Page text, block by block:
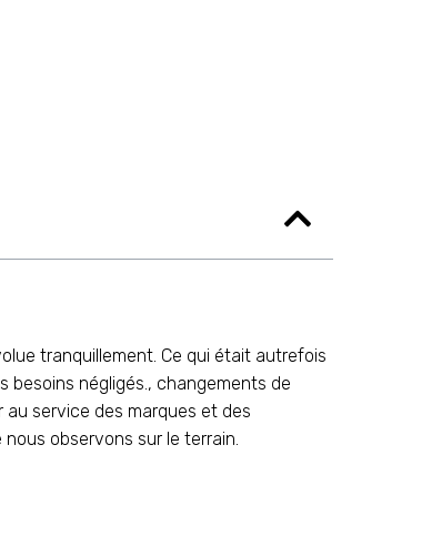
tranquillement. Ce qui était autrefois
besoins négligés., changements de
au service des marques et des
observons sur le terrain.